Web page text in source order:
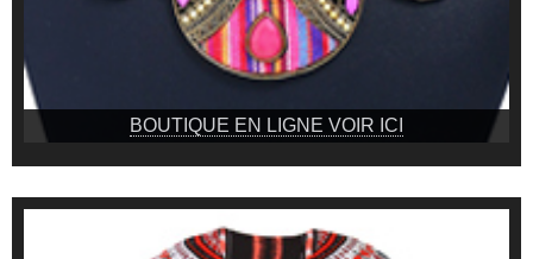
BOUTIQUE EN LIGNE VOIR ICI